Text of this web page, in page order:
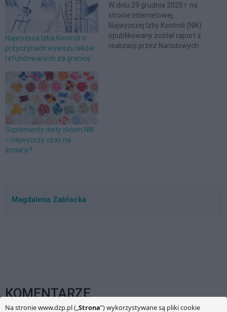
Najwyższa Izba Kontroli o
przyczynach wywozu leków
refundowanych za granicę
W dniu 29 grudnia 2020 r. na
stronie internetowej
Najwyższej Izby Kontroli (NIK)
opublikowany został raport z
realizacji przez Narodowych
Suplementy diety okiem NIK
– najwyższy czas na
zmiany?
Magdalena Zabłocka
KOMENTARZE